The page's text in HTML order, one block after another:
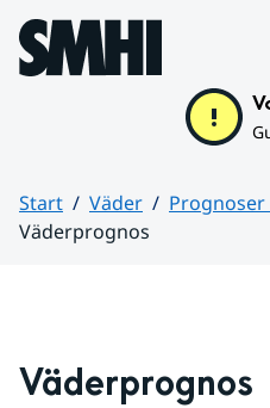
Hoppa till sidans innehåll
Start Väder
Väderprognos
Väderprognos